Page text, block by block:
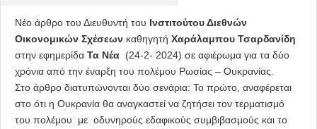
Νέο άρθρο του Διευθυντή του Ινστιτούτου Διεθνών
Οικονομικών Σχέσεων καθηγητή Χαράλαμπου Τσαρδανίδη
στην εφημερίδα Τα Νέα (24-2- 2024) σε αφιέρωμα για τα δύο
χρόνια από την έναρξη του πολέμου Ρωσίας – Ουκρανίας.
Στο άρθρο διατυπώνονται δύο σενάρια: Το πρώτο, αναφέρεται
στο ότι η Ουκρανία θα αναγκαστεί να ζητήσει τον τερματισμό
του πολέμου με οδυνηρούς εδαφικούς συμβιβασμούς και το